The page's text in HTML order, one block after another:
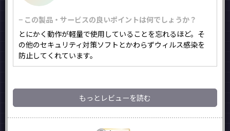
− この製品・サービスの良いポイントは何でしょうか？
とにかく動作が軽量で使用していることを忘れるほど。そ
の他のセキュリティ対策ソフトとかわらずウィルス感染を
防止してくれています。
もっとレビューを読む